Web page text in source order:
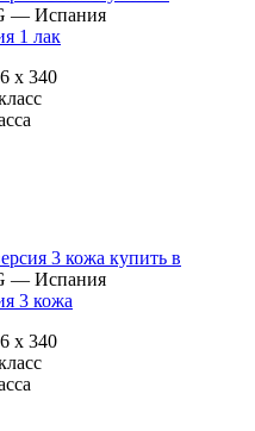
— Испания
1 лак
x 340
— Испания
3 кожа
x 340